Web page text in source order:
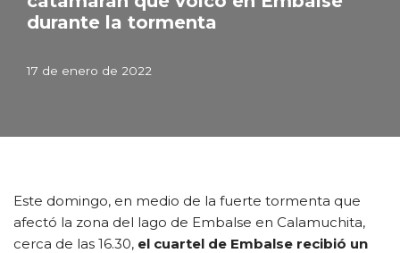
durante la tormenta
17 de enero de 2022
Este domingo, en medio de la fuerte tormenta que
afectó la zona del lago de Embalse en Calamuchita,
cerca de las 16.30, el cuartel de Embalse recibió un